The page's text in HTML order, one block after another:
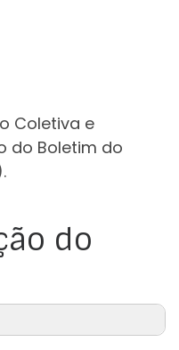
Coletiva e
do Boletim do
do